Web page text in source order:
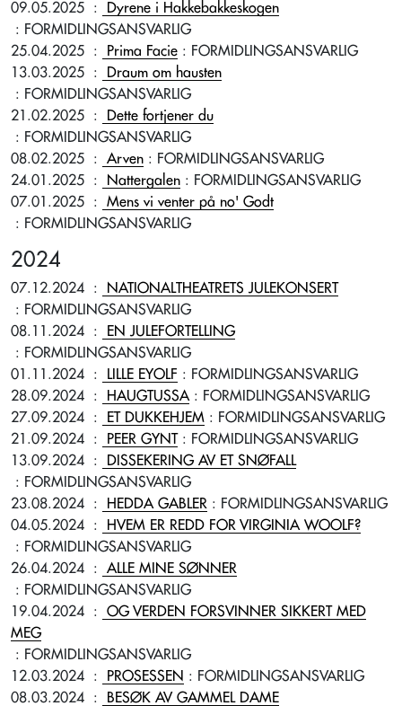
09.05.2025 :
Dyrene i Hakkebakkeskogen
: FORMIDLINGSANSVARLIG
25.04.2025 : Prima Facie : FORMIDLINGSANSVARLIG
13.03.2025 :
Draum om hausten
: FORMIDLINGSANSVARLIG
21.02.2025 :
Dette fortjener du
: FORMIDLINGSANSVARLIG
08.02.2025 : Arven : FORMIDLINGSANSVARLIG
24.01.2025 : Nattergalen : FORMIDLINGSANSVARLIG
07.01.2025 :
Mens vi venter på no' Godt
: FORMIDLINGSANSVARLIG
2024
07.12.2024 :
NATIONALTHEATRETS JULEKONSERT
: FORMIDLINGSANSVARLIG
08.11.2024 :
EN JULEFORTELLING
: FORMIDLINGSANSVARLIG
01.11.2024 : LILLE EYOLF : FORMIDLINGSANSVARLIG
28.09.2024 : HAUGTUSSA : FORMIDLINGSANSVARLIG
27.09.2024 : ET DUKKEHJEM : FORMIDLINGSANSVARLIG
21.09.2024 : PEER GYNT: FORMIDLINGSANSVARLIG
13.09.2024 :
DISSEKERING AV ET SNØFALL
: FORMIDLINGSANSVARLIG
23.08.2024 : HEDDA GABLER : FORMIDLINGSANSVARLIG
04.05.2024 :
HVEM ER REDD FOR VIRGINIA WOOLF?
: FORMIDLINGSANSVARLIG
26.04.2024 :
ALLE MINE SØNNER
: FORMIDLINGSANSVARLIG
19.04.2024 :
OG VERDEN FORSVINNER SIKKERT MED
MEG
: FORMIDLINGSANSVARLIG
12.03.2024 : PROSESSEN : FORMIDLINGSANSVARLIG
08.03.2024 :
BESØK AV GAMMEL DAME